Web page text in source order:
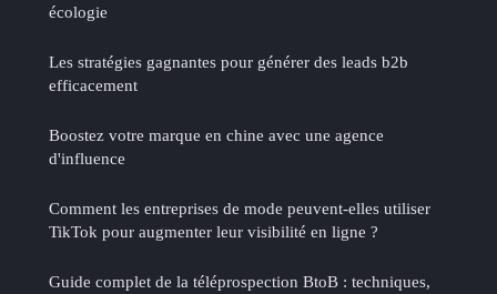
écologie
Les stratégies gagnantes pour générer des leads b2b
efficacement
Boostez votre marque en chine avec une agence
d'influence
Comment les entreprises de mode peuvent-elles utiliser
TikTok pour augmenter leur visibilité en ligne ?
Guide complet de la téléprospection BtoB : techniques,